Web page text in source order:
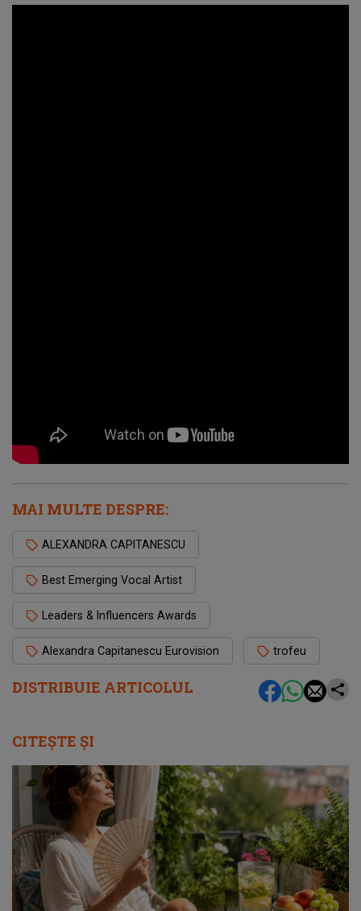
DISTRIBUIE ARTICOLUL
MAI MULTE DESPRE:
ALEXANDRA CAPITANESCU
Best Emerging Vocal Artist
Leaders & Influencers Awards
Alexandra Capitanescu Eurovision trofeu
CITEȘTE ȘI